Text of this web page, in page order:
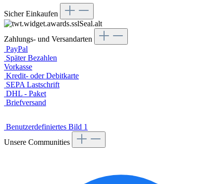
Sicher Einkaufen
Zahlungs- und Versandarten
PayPal
Später Bezahlen
Vorkasse
Kredit- oder Debitkarte
SEPA Lastschrift
DHL - Paket
Briefversand
Benutzerdefiniertes Bild 1
Unsere Communities